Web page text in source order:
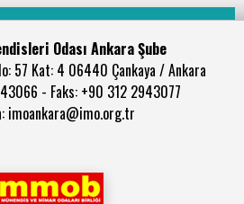
Odası Ankara Şube
57 Kat: 4 06440 Çankaya / Ankara
- Faks: +90 312 2943077
imoankara@imo.org.tr